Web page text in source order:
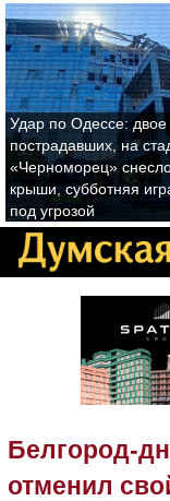
Удар по Одессе: двое
пострадавших, на
«Черноморец»
крыши, субботняя
под угрозой
Белгород-
отменил